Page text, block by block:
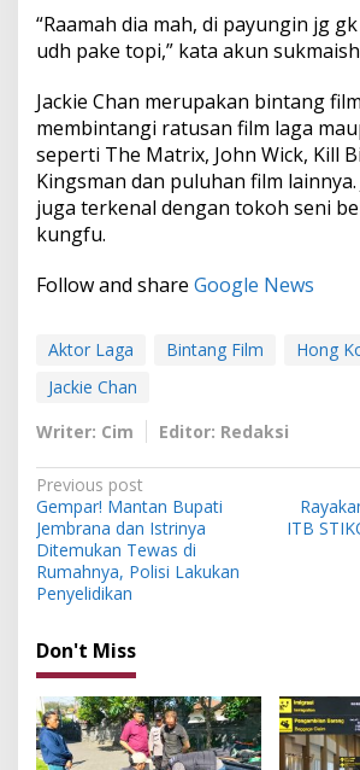
“Raamah dia mah, di payungin jg
udh pake topi,” kata akun
Jackie Chan merupakan bintang
membintangi ratusan film laga
seperti The Matrix, John Wick, Kill
Kingsman dan puluhan film lainnya.
juga terkenal dengan tokoh seni
kungfu.
Follow and share Google News
Aktor Laga Bintang Film
Hong
Jackie Chan
Writer: Cim
Editor: Redaksi
P
o
s
t
a
v
i
g
Previous post
Gempar! Mantan Bupati
Jembrana dan Istrinya
Ditemukan Tewas di
Rumahnya, Polisi Lakukan
Penyelidikan
ITB
Don't Miss